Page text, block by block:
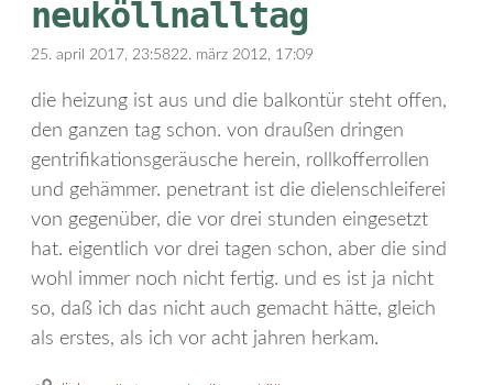
neuköllnalltag
25. april 2017, 23:5822. märz 2012, 17:09
die heizung ist aus und die balkontür steht offen,
den ganzen tag schon. von draußen dringen
gentrifikationsgeräusche herein, rollkofferrollen
und gehämmer. penetrant ist die dielenschleiferei
von gegenüber, die vor drei stunden eingesetzt
hat. eigentlich vor drei tagen schon, aber die sind
wohl immer noch nicht fertig. und es ist ja nicht
so, daß ich das nicht auch gemacht hätte, gleich
als erstes, als ich vor acht jahren herkam.